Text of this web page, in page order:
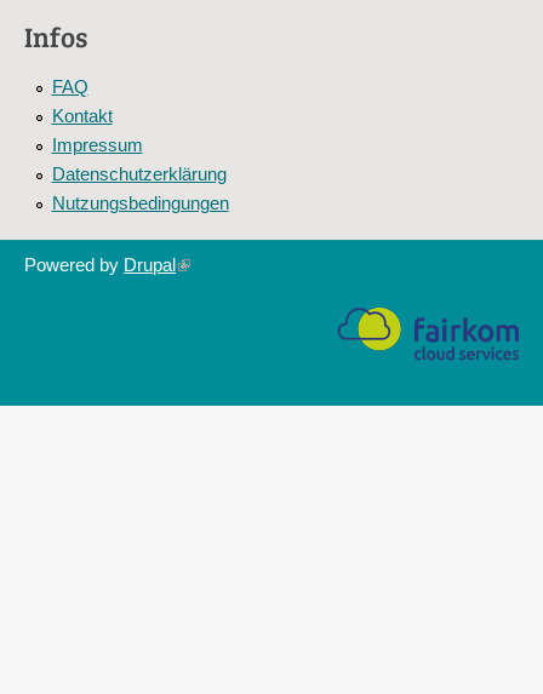
Infos
FAQ
Kontakt
Impressum
Datenschutzerklärung
Nutzungsbedingungen
Powered by Drupal(link